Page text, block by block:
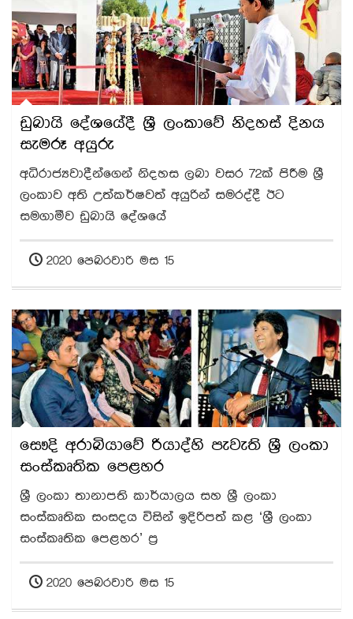
ඩුබායි දේශයේදී ශ්‍රී ලංකාවේ නිදහස් දිනය
සැමරූ අයුරු
අධිරාජ්‍යවාදීන්ගෙන් නිදහස ලබා වසර 72ක් පිරීම ශ්‍රී
ලංකාව අති උත්කර්ෂවත් අයුරින් සමරද්දී ඊට
සමගාමීව ඩුබායි දේශයේ
2020 පෙබරවාරි මස 15
​සෞදි අරාබියාවේ රියාද්හි පැවැති ශ්‍රී ලංකා
සංස්කෘතික පෙළහර
ශ්‍රී ලංකා තානාපති කාර්යාලය සහ ශ්‍රී ලංකා
සංස්කෘතික සංසදය විසින් ඉදිරිපත් කළ ‘ශ්‍රී ලංකා
සංස්කෘතික පෙළහර’ ප්‍ර
2020 පෙබරවාරි මස 15